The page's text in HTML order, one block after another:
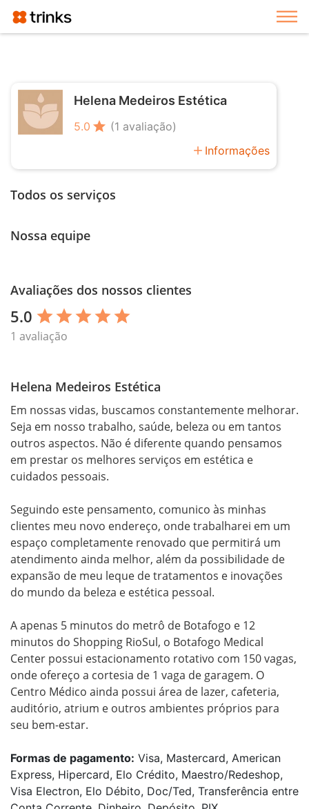
Helena Medeiros Estética
5.0 star (1 avaliação)
add Informações
Todos os serviços
Nossa equipe
Avaliações dos nossos clientes
5.0 star star star star star
1 avaliação
Helena Medeiros Estética
Em nossas vidas, buscamos constantemente melhorar.
Seja em nosso trabalho, saúde, beleza ou em tantos
outros aspectos. Não é diferente quando pensamos
em prestar os melhores serviços em estética e
cuidados pessoais.
Seguindo este pensamento, comunico às minhas
clientes meu novo endereço, onde trabalharei em um
espaço completamente renovado que permitirá um
atendimento ainda melhor, além da possibilidade de
expansão de meu leque de tratamentos e inovações
do mundo da beleza e estética pessoal.
A apenas 5 minutos do metrô de Botafogo e 12
minutos do Shopping RioSul, o Botafogo Medical
Center possui estacionamento rotativo com 150 vagas,
onde ofereço a cortesia de 1 vaga de garagem. O
Centro Médico ainda possui área de lazer, cafeteria,
auditório, atrium e outros ambientes próprios para
Formas de pagamento: Visa, Mastercard, American
Express, Hipercard, Elo Crédito, Maestro/Redeshop,
Visa Electron, Elo Débito, Doc/Ted, Transferência entre